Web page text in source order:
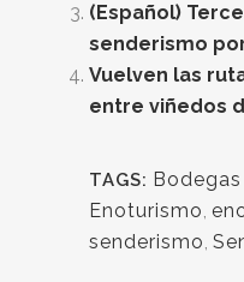
(Español)
senderismo
Vuelven las
entre viñedos
TAGS:
Enoturismo,
senderismo,